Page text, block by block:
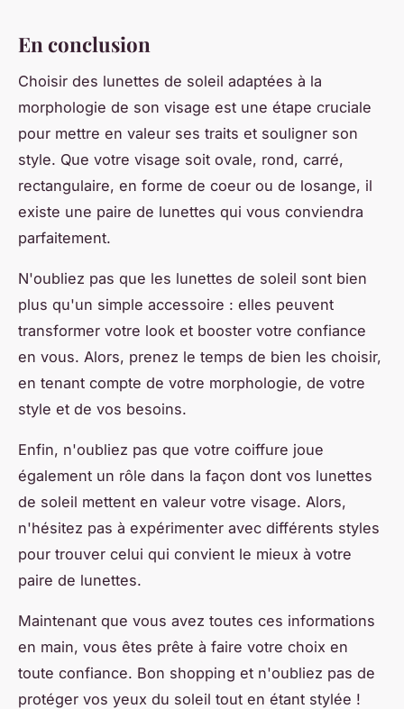
En conclusion
Choisir des lunettes de soleil adaptées à la
morphologie de son visage est une étape cruciale
pour mettre en valeur ses traits et souligner son
style. Que votre visage soit ovale, rond, carré,
rectangulaire, en forme de coeur ou de losange, il
existe une paire de lunettes qui vous conviendra
parfaitement.
N'oubliez pas que les lunettes de soleil sont bien
plus qu'un simple accessoire : elles peuvent
transformer votre look et booster votre confiance
en vous. Alors, prenez le temps de bien les choisir,
en tenant compte de votre morphologie, de votre
style et de vos besoins.
Enfin, n'oubliez pas que votre coiffure joue
également un rôle dans la façon dont vos lunettes
de soleil mettent en valeur votre visage. Alors,
n'hésitez pas à expérimenter avec différents styles
pour trouver celui qui convient le mieux à votre
paire de lunettes.
Maintenant que vous avez toutes ces informations
en main, vous êtes prête à faire votre choix en
toute confiance. Bon shopping et n'oubliez pas de
protéger vos yeux du soleil tout en étant stylée !